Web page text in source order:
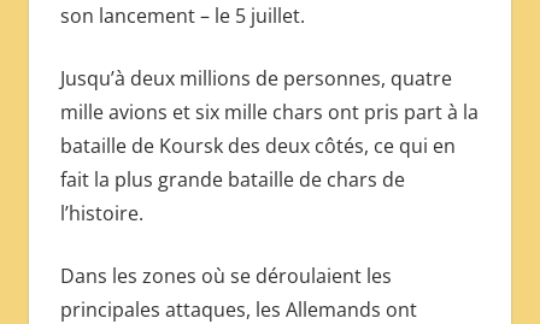
son lancement – le 5 juillet.
Jusqu’à deux millions de personnes, quatre
mille avions et six mille chars ont pris part à la
bataille de Koursk des deux côtés, ce qui en
fait la plus grande bataille de chars de
l’histoire.
Dans les zones où se déroulaient les
principales attaques, les Allemands ont